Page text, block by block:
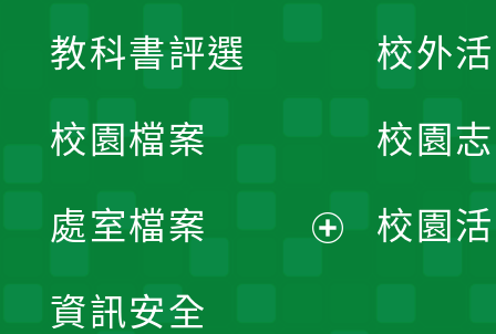
單
教科書評選
校園檔案
處室檔案
資訊安全
校外
校園
校園